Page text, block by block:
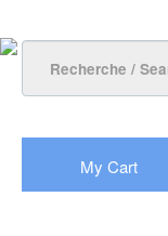
My Cart